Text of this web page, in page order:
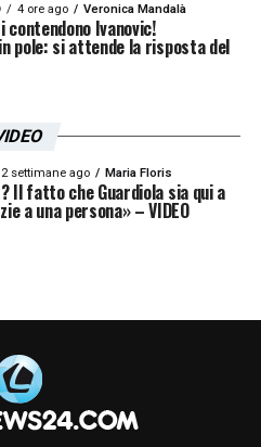
4 ore ago Veronica Mandalà
contendono Ivanovic!
pole: si attende la risposta del
2 settimane ago Maria Floris
Il fatto che Guardiola sia qui a
a una persona» – VIDEO